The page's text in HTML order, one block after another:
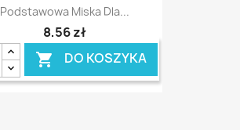
Podstawowa Miska Dla...
8,56 zł
 DO KOSZYKA